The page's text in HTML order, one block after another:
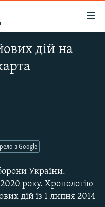
дій на
України.
2020 року. Хронологію
дій із 1 липня 2014
в Google